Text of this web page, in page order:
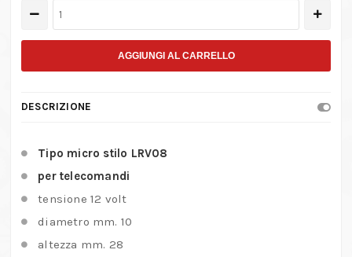
Batterie
alkaline
08
AGGIUNGI AL CARRELLO
DESCRIZIONE
Tipo micro stilo LRV08
per telecomandi
tensione 12 volt
diametro mm. 10
altezza mm. 28